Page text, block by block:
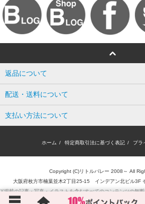
返品について
配送・送料について
支払い方法について
ホーム / 特定商取引法に基づく表記 / プラ
Copyright (C)リトルバレー 2008～ All
大阪府枚方市楠葉並木2丁目25-15 インデアン北ビル3F
※掲載の記事・写真・イラストを含むすべてのコンテンツの無
す。